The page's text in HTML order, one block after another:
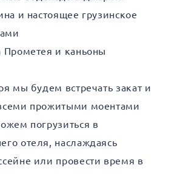
и настоящее грузинское
Прометея и каньоны
мы будем встречать закат и
прожитыми моентами
погрузиться в
отеля, наслаждаясь
или провести время в